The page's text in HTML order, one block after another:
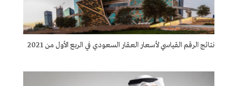
نتائج الرقم القياسي لأسعار العقار السعودي في الربع الأول من 2021